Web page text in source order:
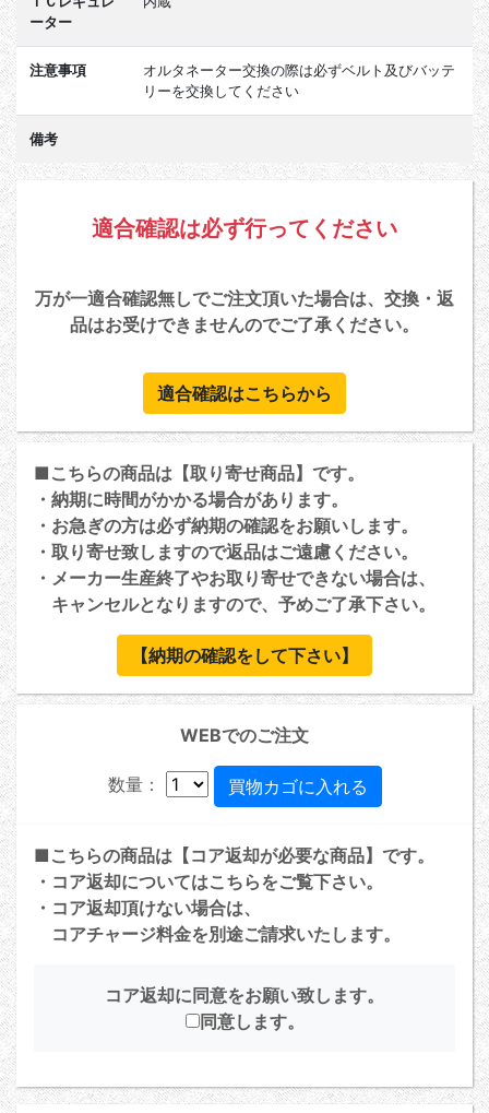
ーター
注意事項
オルタネーター交換の際は必ずベルト及びバッテ
リーを交換してください
備考
適合確認は必ず行ってください
万が一適合確認無しでご注文頂いた場合は、交換・返
品はお受けできませんのでご了承ください。
適合確認はこちらから
■こちらの商品は【取り寄せ商品】です。
・納期に時間がかかる場合があります。
・お急ぎの方は必ず納期の確認をお願いします。
・取り寄せ致しますので返品はご遠慮ください。
・メーカー生産終了やお取り寄せできない場合は、
キャンセルとなりますので、予めご了承下さい。
【納期の確認をして下さい】
WEBでのご注文
数量：
■こちらの商品は【コア返却が必要な商品】です。
・コア返却についてはこちらをご覧下さい。
・コア返却頂けない場合は、
コアチャージ料金を別途ご請求いたします。
コア返却に同意をお願い致します。
同意します。